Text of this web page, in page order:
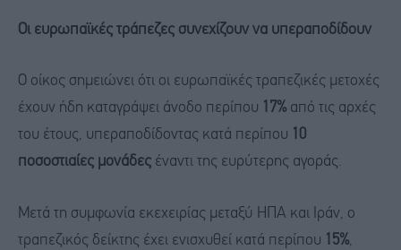
Οι ευρωπαϊκές τράπεζες συνεχίζουν να υπεραποδίδουν
Ο οίκος σημειώνει ότι οι ευρωπαϊκές τραπεζικές μετοχές
έχουν ήδη καταγράψει άνοδο περίπου
17% από τις αρχές
του έτους, υπεραποδίδοντας κατά περίπου
10
ποσοστιαίες μονάδες έναντι της ευρύτερης αγοράς.
Μετά τη συμφωνία εκεχειρίας μεταξύ ΗΠΑ και Ιράν, ο
τραπεζικός δείκτης έχει ενισχυθεί κατά περίπου
15%,